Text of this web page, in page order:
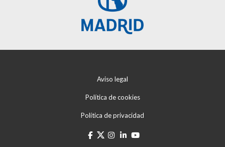
Aviso legal
Política de cookies
Política de privacidad